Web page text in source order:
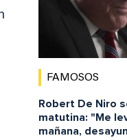
FAMOSOS
Robert De Niro
matutina: "Me
mañana,